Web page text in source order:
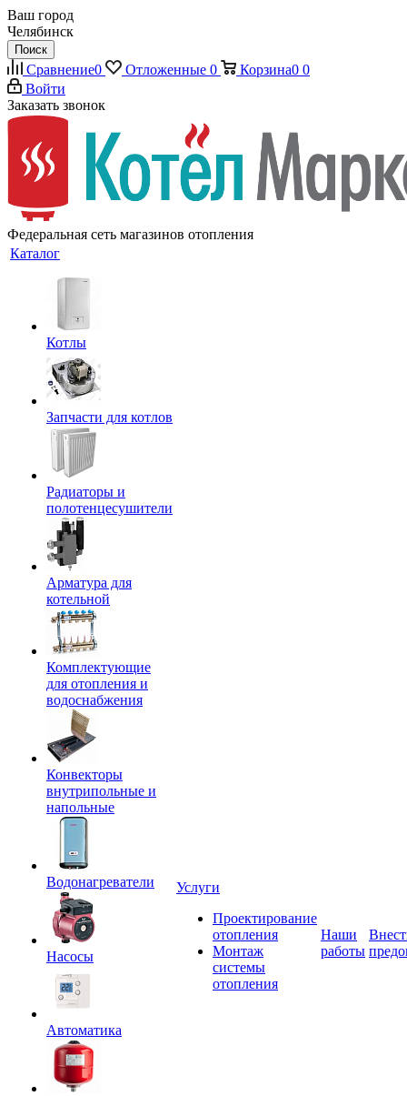
Ваш город
Челябинск
Поиск
Сравнение0 Отложенные 0 Корзина0 0
Войти
Заказать звонок
Федеральная сеть магазинов отопления
Каталог
Котлы
Запчасти для котлов
Радиаторы и
полотенцесушители
Арматура для
котельной
Комплектующие
для отопления и
водоснабжения
Конвекторы
внутрипольные и
напольные
Водонагреватели
Насосы
Автоматика
Услуги
Проектирование
отопления
Монтаж
системы
отопления
Наши
работы